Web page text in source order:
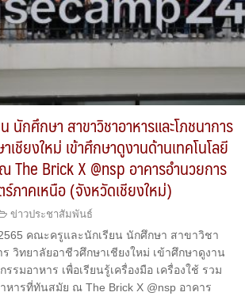
นักศึกษา สาขาวิชาอาหารและโภชนาการ
ชียงใหม่ เข้าศึกษาดูงานด้านเทคโนโลยี
The Brick X @nsp อาคารอำนวยการ
ภาคเหนือ (จังหวัดเชียงใหม่)
ข่าวประชาสัมพันธ์
คณะครูและนักเรียน นักศึกษา สาขาวิชา
วิทยาลัยอาชีวศึกษาเชียงใหม่ เข้าศึกษาดูงาน
รมอาหาร เพื่อเรียนรู้เครื่องมือ เครื่องใช้ รวม
หารที่ทันสมัย ณ The Brick X @nsp อาคาร